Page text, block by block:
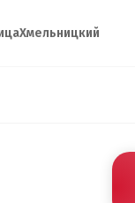
Хмельницкий